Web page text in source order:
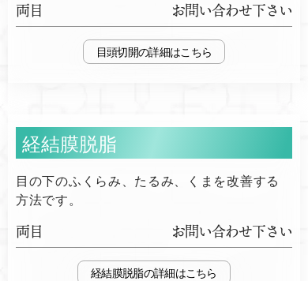
両目 お問い合わせ下さい
目頭切開
経結膜脱脂
目の下のふくらみ、たるみ、くまを改善する
方法です。
両目 お問い合わせ下さい
経結膜脱脂